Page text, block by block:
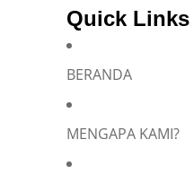
Quick Links
BERANDA
MENGAPA KAMI?